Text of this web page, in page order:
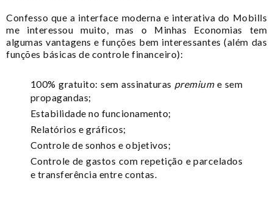
Confesso que a interface moderna e interativa do Mobills
me interessou muito, mas o Minhas Economias tem
algumas vantagens e funções bem interessantes (além das
funções básicas de controle financeiro):
100% gratuito: sem assinaturas premiume sem
propagandas;
Estabilidade no funcionamento;
Relatórios e gráficos;
Controle de sonhos e objetivos;
Controle de gastos com repetição e parcelados
e transferência entre contas.